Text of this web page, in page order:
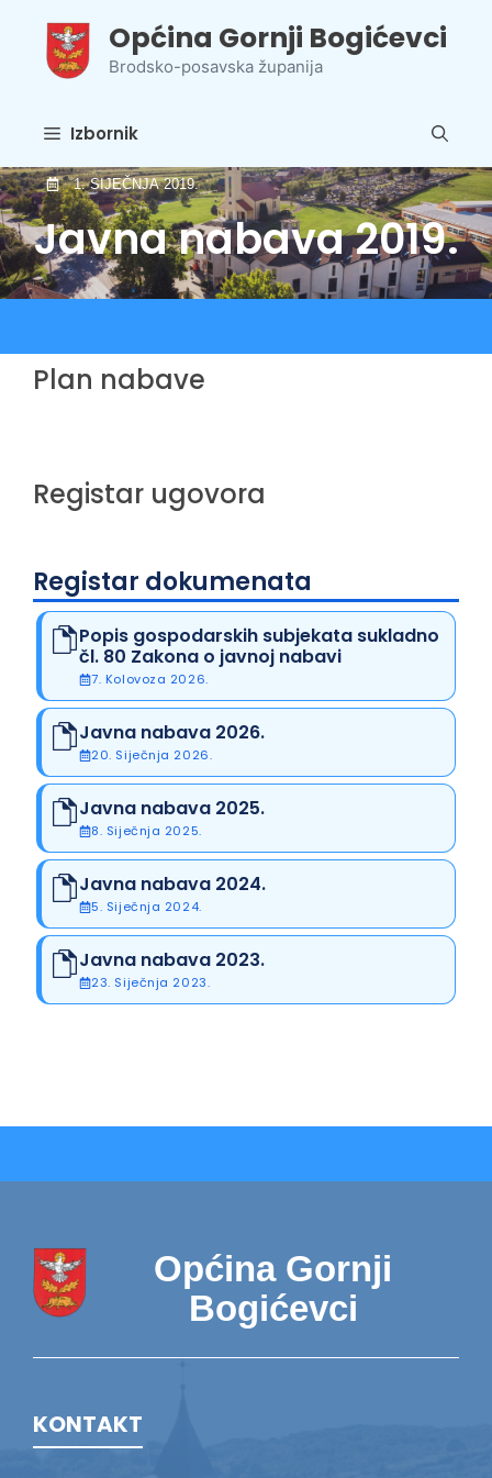
sadržaj
Općina Gornji Bogićevci
Brodsko-posavska županija
Izbornik
1. SIJEČNJA 2019.
Javna nabava 2019.
Plan nabave
Registar ugovora
Registar dokumenata
Popis gospodarskih subjekata sukladno
čl. 80 Zakona o javnoj nabavi
7. Kolovoza 2026.
Javna nabava 2026.
20. Siječnja 2026.
Javna nabava 2025.
8. Siječnja 2025.
Javna nabava 2024.
5. Siječnja 2024.
Javna nabava 2023.
23. Siječnja 2023.
Općina Gornji
Bogićevci
KONTAKT